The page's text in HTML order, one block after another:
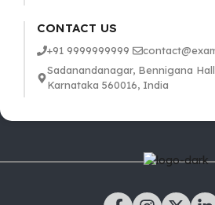
CONTACT US
+91 9999999999
Sadanandanagar, Bennigana
Karnataka 560016, India